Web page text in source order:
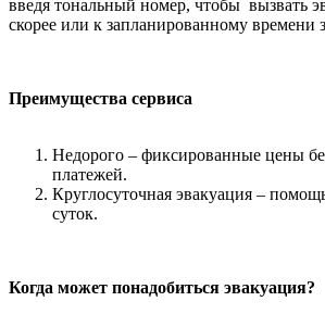
введя тональный номер, чтобы вызвать
скорее или к запланированному времени
Преимущества сервиса
Недорого – фиксированные цены
платежей.
Круглосуточная эвакуация –
суток.
Когда может понадобиться эвакуация?